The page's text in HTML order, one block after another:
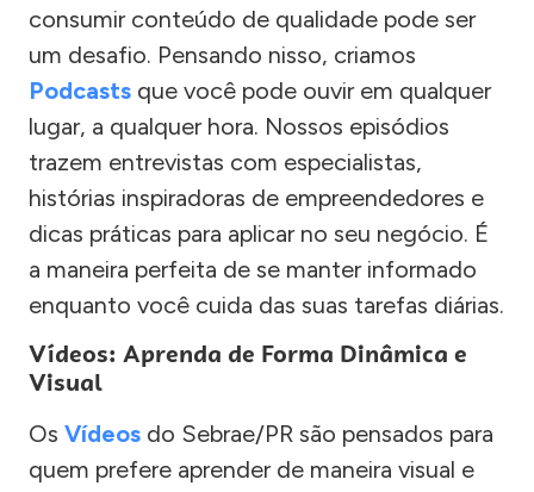
consumir conteúdo de qualidade pode ser
um desafio. Pensando nisso, criamos
Podcasts que você pode ouvir em qualquer
lugar, a qualquer hora. Nossos episódios
trazem entrevistas com especialistas,
histórias inspiradoras de empreendedores e
dicas práticas para aplicar no seu negócio. É
a maneira perfeita de se manter informado
enquanto você cuida das suas tarefas diárias.
Vídeos: Aprenda de Forma Dinâmica e
Visual
Os Vídeos do Sebrae/PR são pensados para
quem prefere aprender de maneira visual e